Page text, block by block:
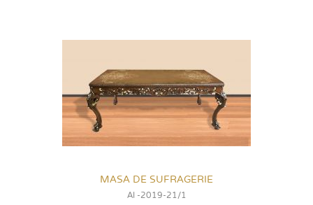
MASA DE SUFRAGERIE
Al -2019-21/1